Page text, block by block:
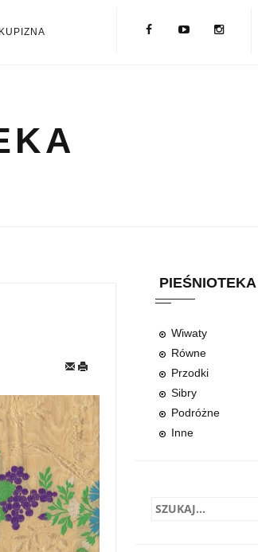
PIEŚNIOTEKA
Wiwaty
Równe
Przodki
Sibry
Podróżne
Inne